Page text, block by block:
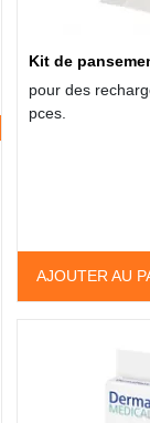
Kit de
pour des
pces.
AJOUTER AU